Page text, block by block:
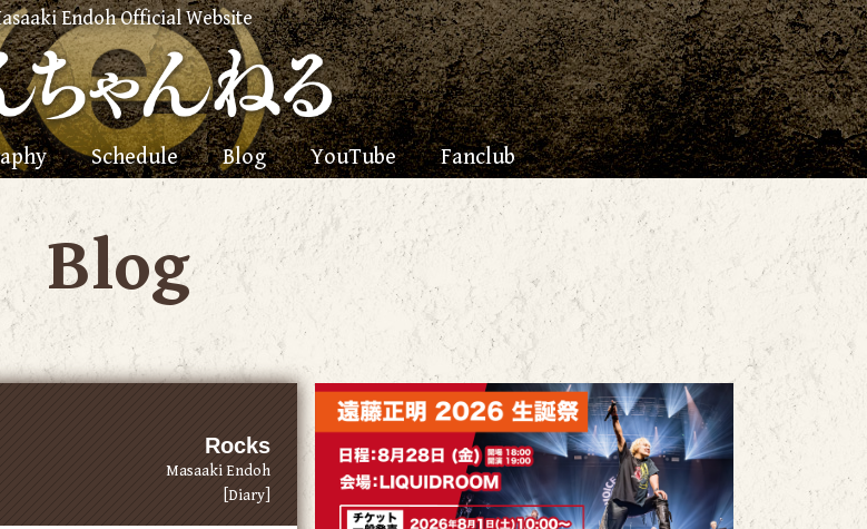
Endoh Official Website
Schedule Blog YouTube Fanclub
Blog
Rocks
Masaaki Endoh
[Diary]